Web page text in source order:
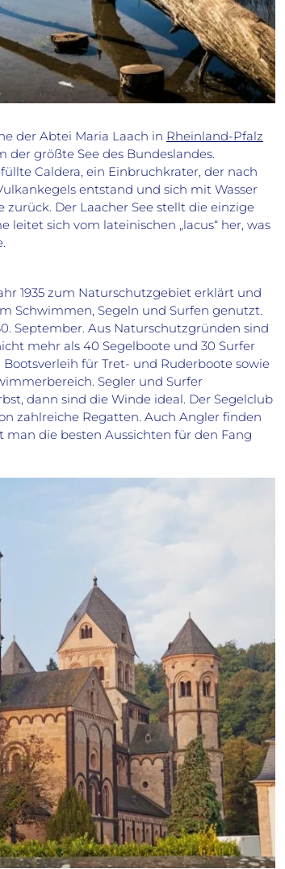
der Abtei Maria Laach in Rheinland-Pfalz
der größte See des Bundeslandes.
Caldera, ein Einbruchkrater, der nach
entstand und sich mit Wasser
Der Laacher See stellt die einzige
leitet sich vom lateinischen „lacus“ her, was
1935 zum Naturschutzgebiet erklärt und
Schwimmen, Segeln und Surfen genutzt.
September. Aus Naturschutzgründen sind
mehr als 40 Segelboote und 30 Surfer
für Tret- und Ruderboote sowie
Segler und Surfer
dann sind die Winde ideal. Der Segelclub
zahlreiche Regatten. Auch Angler finden
die besten Aussichten für den Fang